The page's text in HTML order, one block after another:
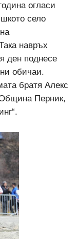
огласи
село
навръх
ден поднесе
обичаи.
братя Алекс
Перник,